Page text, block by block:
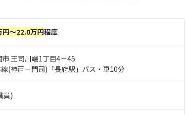
円～22.0万円程度
市 王司川端1丁目4－45
線(神戸－門司)「長府駅」バス・車10分
員)